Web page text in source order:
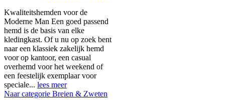
Kwaliteitshemden voor de
Moderne Man Een goed passend
hemd is de basis van elke
kledingkast. Of u nu op zoek bent
naar een klassiek zakelijk hemd
voor op kantoor, een casual
overhemd voor het weekend of
een feestelijk exemplaar voor
speciale... lees meer
Naar categorie Breien & Zweten